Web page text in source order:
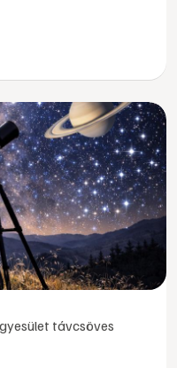
távcsöves